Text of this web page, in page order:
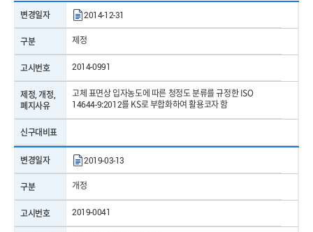
변경일자 2014-12-31
구분 제정
고시번호 2014-0991
제정, 개정,
폐지사유
고체 표면상 입자농도에 따른 청정도 분류를 규정한 ISO
14644-9:2012를 KS로 부합화하여 활용코자 함
신구대비표
변경일자 2019-03-13
구분 개정
고시번호 2019-0041